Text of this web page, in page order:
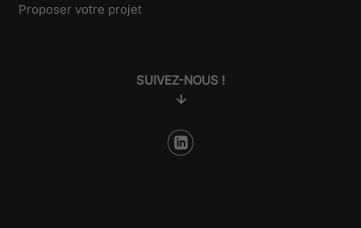
Proposer votre projet
SUIVEZ-NOUS !